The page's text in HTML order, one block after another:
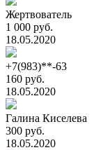
Жертвователь
1 000 руб.
18.05.2020
+7(983)**-63
160 руб.
18.05.2020
Галина Киселева
300 руб.
18.05.2020